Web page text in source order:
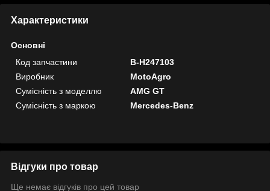
Характеристики
Основні
Код запчастини
B-H247103
Виробник
MotoAgro
Сумісність з моделлю
AMG GT
Сумісність з маркою
Mercedes-Benz
Відгуки про товар
Ще немає відгуків про цей товар